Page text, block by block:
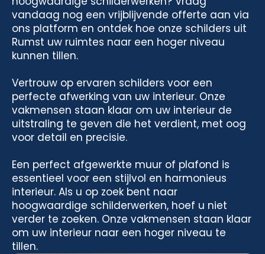
vandaag nog een vrijblijvende offerte aan via
ons platform en ontdek hoe onze schilders uit
Rumst uw ruimtes naar een hoger niveau
kunnen tillen.
Vertrouw op ervaren schilders voor een
perfecte afwerking van uw interieur. Onze
vakmensen staan klaar om uw interieur de
uitstraling te geven die het verdient, met oog
voor detail en precisie.
Een perfect afgewerkte muur of plafond is
essentieel voor een stijlvol en harmonieus
interieur. Als u op zoek bent naar
hoogwaardige schilderwerken, hoef u niet
verder te zoeken. Onze vakmensen staan klaar
om uw interieur naar een hoger niveau te
tillen.